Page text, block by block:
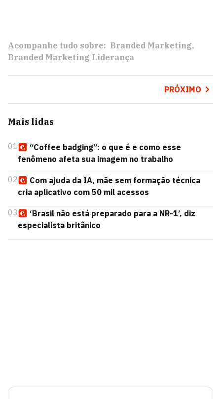
Acompanhe tudo sobre: Branded Marketing
Branded Marketing Liderança
PRÓXIMO
Mais lidas
01
“Coffee badging”: o que é e como esse
fenômeno afeta sua imagem no trabalho
02
Com ajuda da IA, mãe sem formação técnica
cria aplicativo com 50 mil acessos
03
‘Brasil não está preparado para a NR-1’, diz
especialista britânico